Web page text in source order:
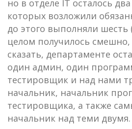
но в отделе IT осталось
которых возложили
до этого выполняли шесть
целом получилось
сказать, департаменте
один админ, один
тестировщик и над нами
начальник, начальник
тестировщика, а также
начальник над теми двумя.